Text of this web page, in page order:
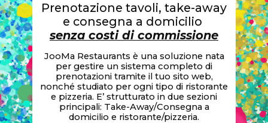
Prenotazione tavoli, take-away
e consegna a domicilio
senza costi di commissione
JooMa Restaurants è una soluzione nata
per gestire un sistema completo di
prenotazioni tramite il tuo sito web,
nonché studiato per ogni tipo di ristorante
e pizzeria. E’ strutturato in due sezioni
principali: Take-Away/Consegna a
domicilio e ristorante/pizzeria.